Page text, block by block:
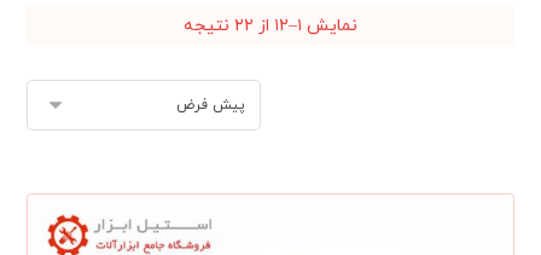
نمایش ۱–۱۲ از ۲۲ نتیجه